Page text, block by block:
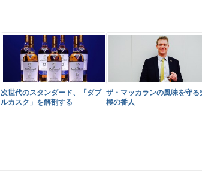
次世代のスタンダード、「ダブ
ルカスク」を解剖する
ザ・マッカランの風味を守る
極の番人